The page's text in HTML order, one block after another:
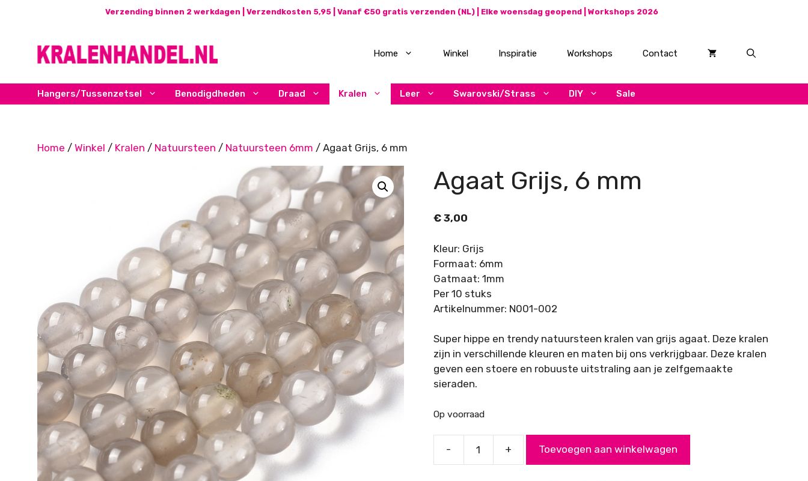
Verzending binnen 2 werkdagen | Verzendkosten 5,95 | Vanaf €50 gratis verzenden (NL) | Elke woensdag geopend | Workshops 2026
Home Winkel Inspiratie Workshops Contact
Hangers/Tussenzetsel Benodigdheden Draad Kralen Leer Swarovski/Strass DIY Sale
Home / Winkel / Kralen / Natuursteen / Natuursteen 6mm / Agaat Grijs, 6 mm
Agaat Grijs, 6 mm
€3,00
Kleur: Grijs
Formaat: 6mm
Gatmaat: 1mm
Per 10 stuks
Artikelnummer: N001-002
Super hippe en trendy natuursteen kralen van grijs agaat. Deze kralen
zijn in verschillende kleuren en maten bij ons verkrijgbaar. Deze kralen
geven een stoere en robuuste uitstraling aan je zelfgemaakte
sieraden.
Op voorraad
- + Toevoegen aan winkelwagen